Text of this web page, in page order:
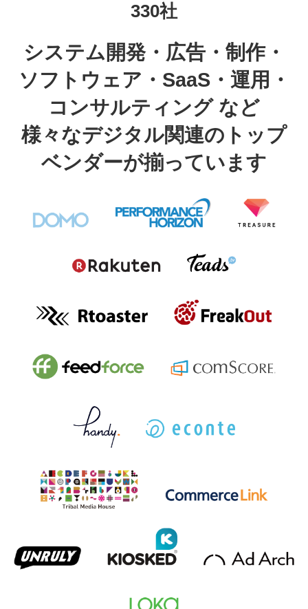
330社
システム開発・広告・制作・
ソフトウェア・SaaS・運用・
コンサルティング など
様々なデジタル関連のトップ
ベンダーが揃っています